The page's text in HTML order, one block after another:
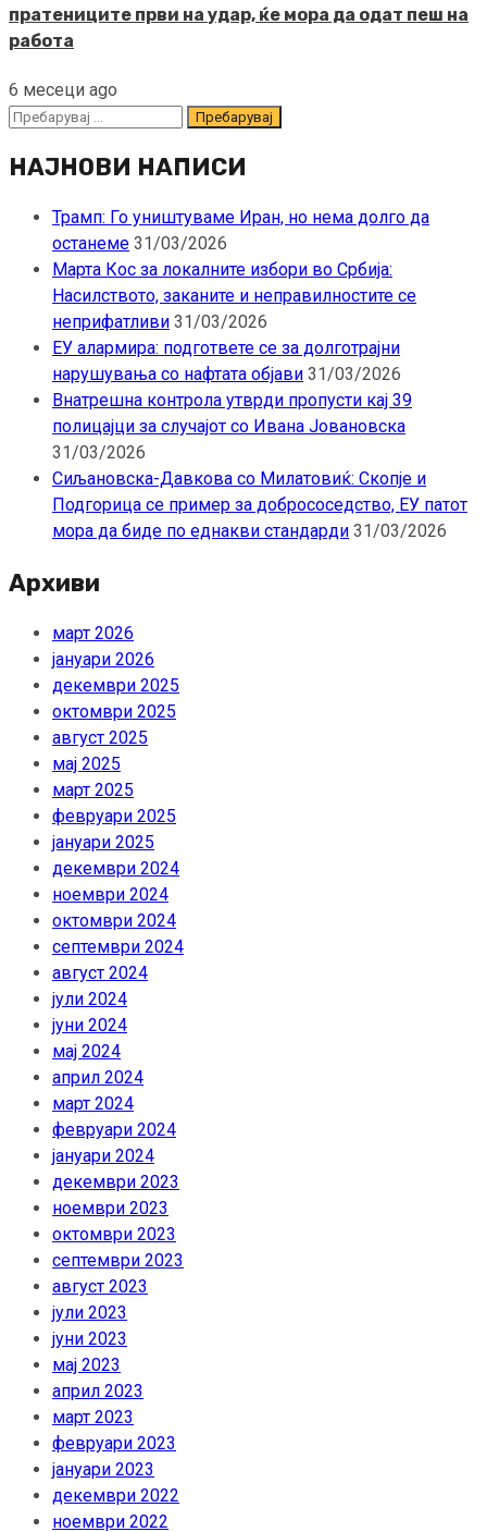
пратениците први на удар, ќе мора да одат пеш на
работа
6 месеци ago
Пребарувај
НАЈНОВИ НАПИСИ
Трамп: Го уништуваме Иран, но нема долго да
останеме 31/03/2026
Марта Кос за локалните избори во Србија:
Насилството, заканите и неправилностите се
неприфатливи 31/03/2026
ЕУ алармира: подгответе се за долготрајни
нарушувања со нафтата објави 31/03/2026
Внатрешна контрола утврди пропусти кај 39
полицајци за случајот со Ивана Јовановска
31/03/2026
Сиљановска-Давкова со Милатовиќ: Скопје и
Подгорица се пример за добрососедство, ЕУ патот
мора да биде по еднакви стандарди 31/03/2026
Архиви
март 2026
јануари 2026
декември 2025
октомври 2025
август 2025
мај 2025
март 2025
февруари 2025
јануари 2025
декември 2024
ноември 2024
октомври 2024
септември 2024
август 2024
јули 2024
јуни 2024
мај 2024
април 2024
март 2024
февруари 2024
јануари 2024
декември 2023
ноември 2023
октомври 2023
септември 2023
август 2023
јули 2023
јуни 2023
мај 2023
април 2023
март 2023
февруари 2023
јануари 2023
декември 2022
ноември 2022